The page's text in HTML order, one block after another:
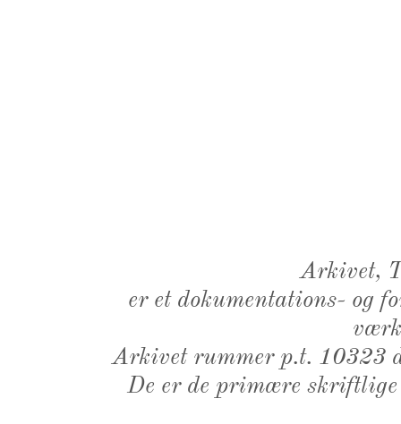
Arkivet,
er et dokumentations- og
Arkivet rummer p.t. 10323
De er de primære